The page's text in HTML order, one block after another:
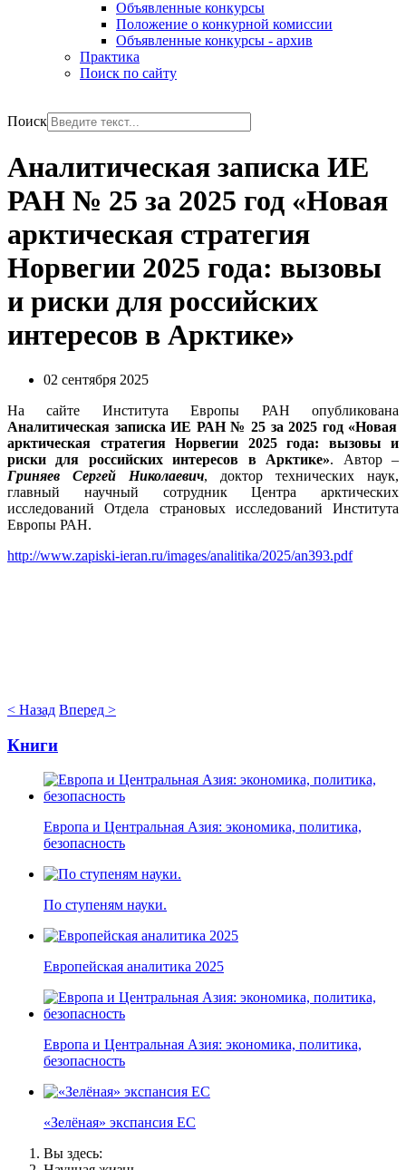
Объявленные конкурсы
Положение о конкурной комиссии
Объявленные конкурсы - архив
Практика
Поиск по сайту
Поиск
Аналитическая записка ИЕ
РАН № 25 за 2025 год «Новая
арктическая стратегия
Норвегии 2025 года: вызовы
и риски для российских
интересов в Арктике»
02 сентября 2025
На сайте Института Европы РАН опубликована
Аналитическая записка ИЕ РАН № 25 за 2025 год «Новая
арктическая стратегия Норвегии 2025 года: вызовы и
риски для российских интересов в Арктике». Автор –
Гриняев Сергей Николаевич, доктор технических наук,
главный научный сотрудник Центра арктических
исследований Отдела страновых исследований Института
Европы РАН.
http://www.zapiski-ieran.ru/images/analitika/2025/an393.pdf
< Назад Вперед >
Книги
Европа и Центральная Азия: экономика, политика,
безопасность
По ступеням науки.
Европейская аналитика 2025
Европа и Центральная Азия: экономика, политика,
безопасность
«Зелёная» экспансия ЕС
Вы здесь: